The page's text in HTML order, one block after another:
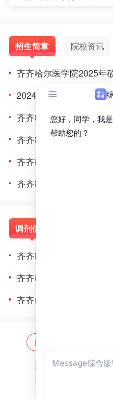
齐齐哈尔医学院2025年
齐齐哈尔医学院2024年
齐齐哈尔医学院2024年
招生简章 院校资讯
调剂信息
网站首页
违法和不良信息举报邮箱
北京市西城区宣武门东河
北京昭天下教育科
点